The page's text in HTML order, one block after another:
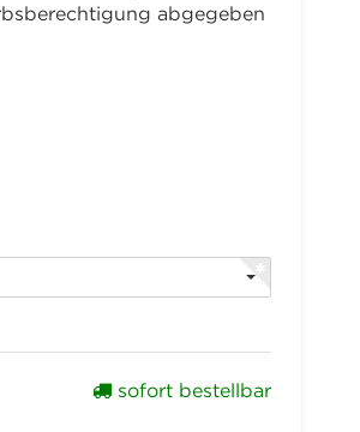
abgegeben
sofort bestellbar